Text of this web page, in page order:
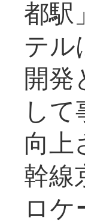
都駅
テル
開発
し
向上
幹線
ロ